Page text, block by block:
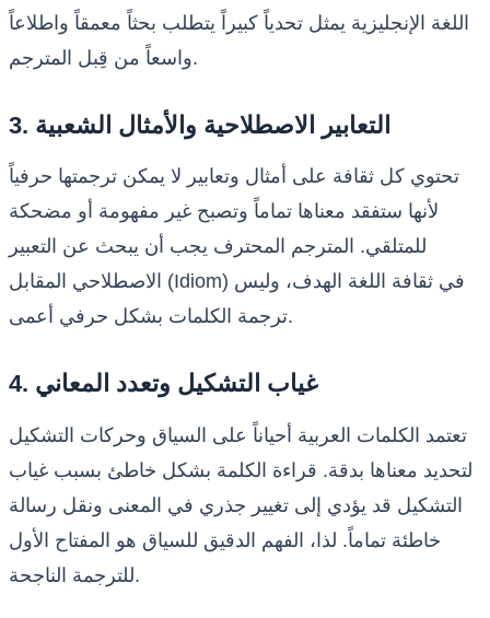
اللغة الإنجليزية يمثل تحدياً كبيراً يتطلب بحثاً معمقاً واطلاعاً
واسعاً من قِبل المترجم.
3. التعابير الاصطلاحية والأمثال الشعبية
تحتوي كل ثقافة على أمثال وتعابير لا يمكن ترجمتها حرفياً
لأنها ستفقد معناها تماماً وتصبح غير مفهومة أو مضحكة
للمتلقي. المترجم المحترف يجب أن يبحث عن التعبير
الاصطلاحي المقابل (Idiom) في ثقافة اللغة الهدف، وليس
ترجمة الكلمات بشكل حرفي أعمى.
4. غياب التشكيل وتعدد المعاني
تعتمد الكلمات العربية أحياناً على السياق وحركات التشكيل
لتحديد معناها بدقة. قراءة الكلمة بشكل خاطئ بسبب غياب
التشكيل قد يؤدي إلى تغيير جذري في المعنى ونقل رسالة
خاطئة تماماً. لذا، الفهم الدقيق للسياق هو المفتاح الأول
للترجمة الناجحة.